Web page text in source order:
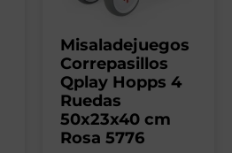
Misaladejuegos
Correpasillos
Qplay Hopps 4
Ruedas
50x23x40 cm
Rosa 5776